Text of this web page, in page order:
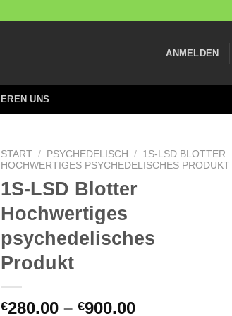
ANMELDEN
UNS
START / PSYCHEDELISCH / 1S-LSD BLOTTER
HOCHWERTIGES PSYCHEDELISCHES PRODUKT
1S-LSD Blotter
Hochwertiges
psychedelisches
Produkt
€280.00 – €900.00Preisspanne: